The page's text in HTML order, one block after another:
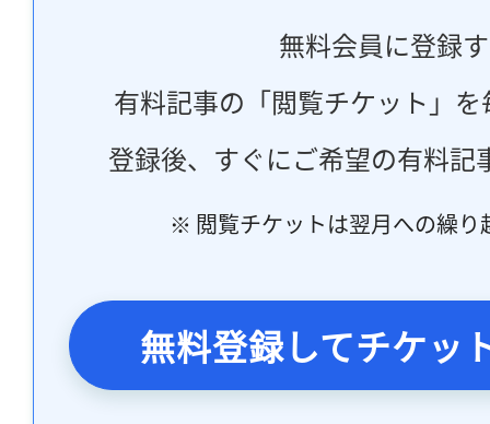
無料会員に登録
有料記事の「閲覧チケット」
登録後、すぐにご希望の有料記
※ 閲覧チケットは翌月への繰り
無料登録してチケッ